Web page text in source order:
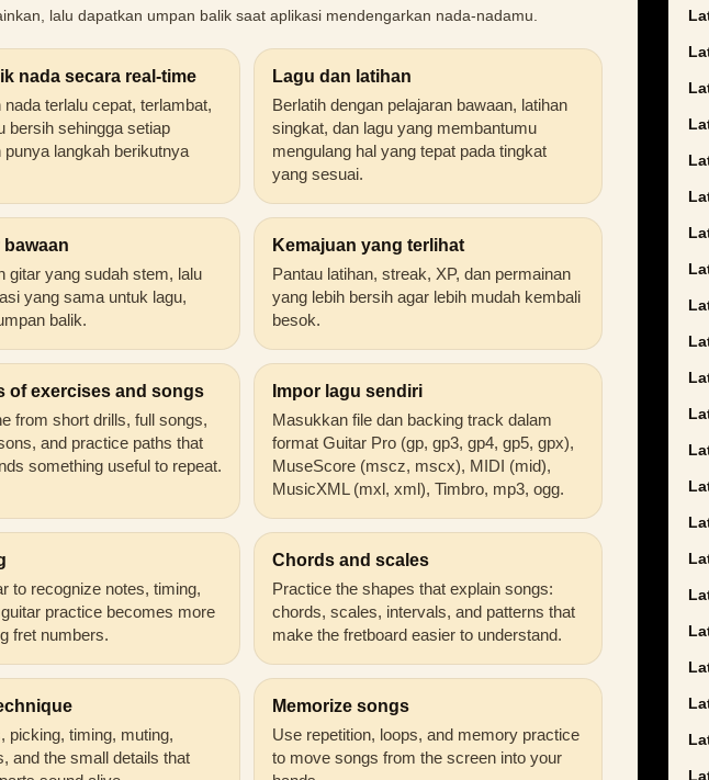
lalu dapatkan umpan balik saat aplikasi mendengarkan nada-nadamu.
nada secara real-time
nada terlalu cepat, terlambat,
bersih sehingga setiap
punya langkah berikutnya
Lagu dan latihan
Berlatih dengan pelajaran bawaan, latihan
singkat, dan lagu yang membantumu
mengulang hal yang tepat pada tingkat
yang sesuai.
gitar yang sudah stem, lalu
yang sama untuk lagu,
balik.
Kemajuan yang terlihat
Pantau latihan, streak, XP, dan permainan
yang lebih bersih agar lebih mudah kembali
besok.
of exercises and songs
from short drills, full songs,
and practice paths that
something useful to repeat.
Impor lagu sendiri
Masukkan file dan backing track dalam
format Guitar Pro (gp, gp3, gp4, gp5, gpx),
MuseScore (mscz, mscx), MIDI (mid),
MusicXML (mxl, xml), Timbro, mp3, ogg.
to recognize notes, timing,
practice becomes more
fret numbers.
Chords and scales
Practice the shapes that explain songs:
chords, scales, intervals, and patterns that
make the fretboard easier to understand.
picking, timing, muting,
and the small details that
Memorize songs
Use repetition, loops, and memory practice
to move songs from the screen into your